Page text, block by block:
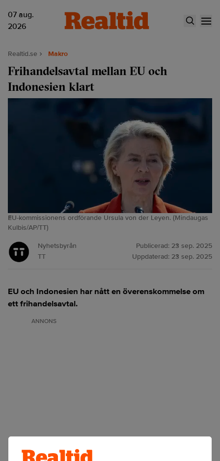
07 aug.
2026
Realtid.se Makro
Frihandelsavtal mellan EU och
Indonesien klart
EU-kommissionens ordförande Ursula von der Leyen. (Mindaugas
Kulbis/AP/TT)
Nyhetsbyrån
TT
Publicerad: 23 sep. 2025
Uppdaterad: 23 sep. 2025
EU och Indonesien har nått en överenskommelse om
ett frihandelsavtal.
ANNONS